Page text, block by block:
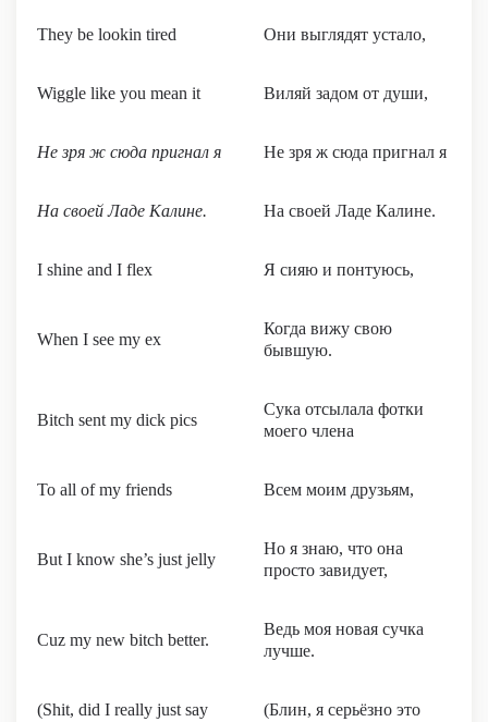
They be lookin tired Они выглядят устало,
Wiggle like you mean it Виляй задом от души,
Не зря ж сюда пригнал я Не зря ж сюда пригнал я
На своей Ладе Калине. На своей Ладе Калине.
I shine and I flex Я сияю и понтуюсь,
When I see my ex
Когда вижу свою
бывшую.
Bitch sent my dick pics
Сука отсылала фотки
моего члена
To all of my friends Всем моим друзьям,
But I know she’s just jelly
Но я знаю, что она
просто завидует,
Cuz my new bitch better.
Ведь моя новая сучка
лучше.
(Shit, did I really just say (Блин, я серьёзно это